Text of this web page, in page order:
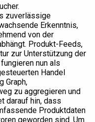
zuverlässige
Erkenntnis,
von der
Produkt-Feeds,
zur Unterstützung der
nun als
Handel
Graph,
zu aggregieren und
darauf hin, dass
Produktdaten
geworden sind. Um